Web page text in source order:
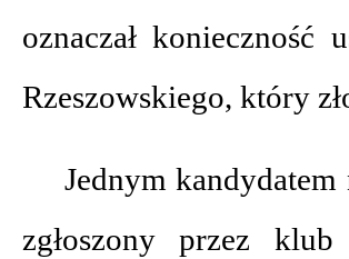
oznaczał konieczność
Rzeszowskiego, który
Jednym
zgłoszony przez klub